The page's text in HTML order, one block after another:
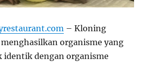
– Kloning
menghasilkan organisme yang
identik dengan organisme